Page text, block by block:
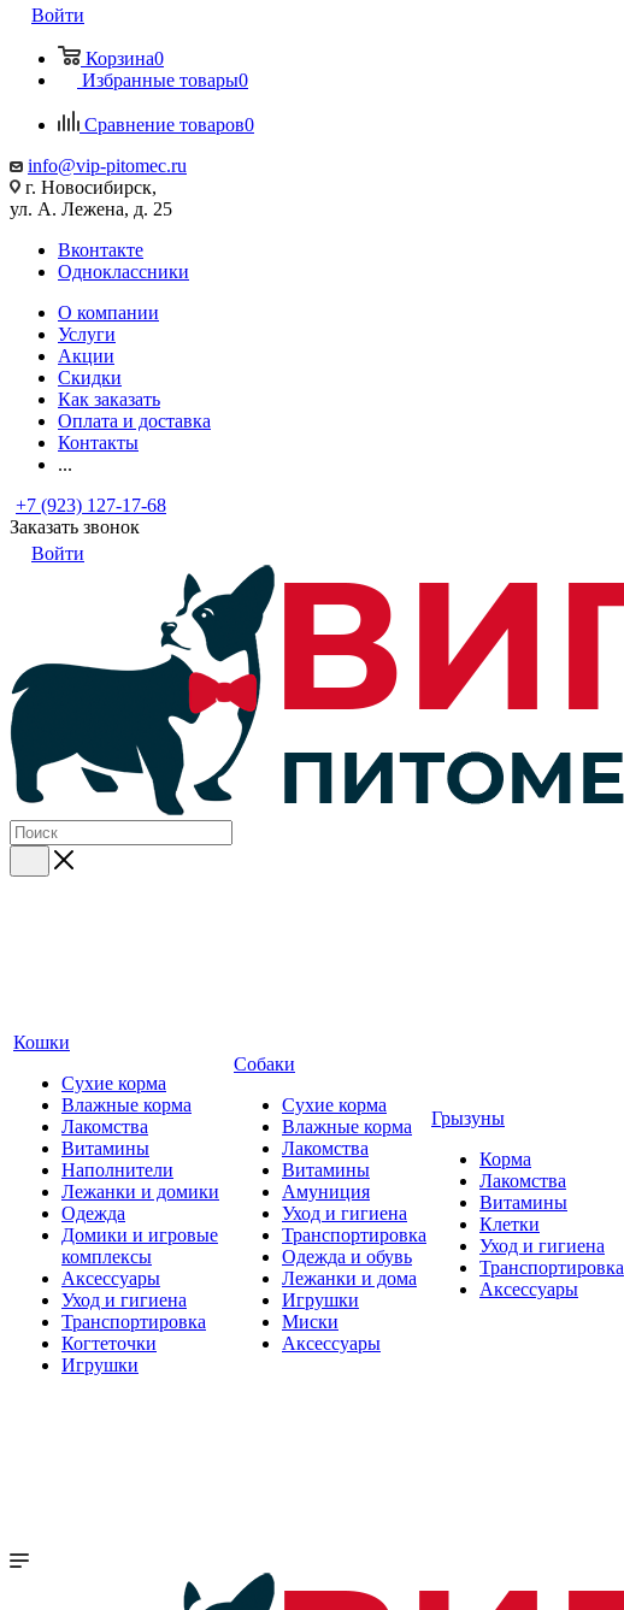
Войти
Корзина0
Избранные товары0
Сравнение товаров0
info@vip-pitomec.ru
г. Новосибирск,
ул. А. Лежена, д. 25
Вконтакте
Одноклассники
О компании
Услуги
Акции
Скидки
Как заказать
Оплата и доставка
Контакты
...
+7 (923) 127-17-68
Заказать звонок
Войти
Кошки
Сухие корма
Влажные корма
Лакомства
Витамины
Наполнители
Лежанки и домики
Одежда
Домики и игровые
комплексы
Аксессуары
Уход и гигиена
Транспортировка
Когтеточки
Игрушки
Собаки
Сухие корма
Влажные корма
Лакомства
Витамины
Амуниция
Уход и гигиена
Транспортировка
Одежда и обувь
Лежанки и дома
Игрушки
Миски
Аксессуары
Грызуны
Корма
Лакомства
Витамины
Клетки
Уход и гигиена
Транспортировка
Аксессуары